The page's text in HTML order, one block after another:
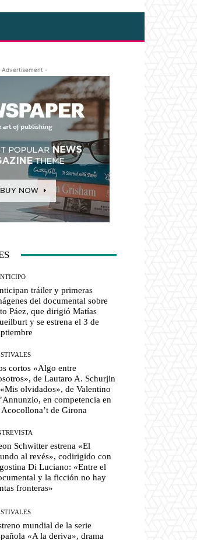
Advertisement -
tráiler y primeras
del documental sobre
Páez, que dirigió Matías
y se estrena el 3 de
cortos «Algo entre
de Lautaro A. Schurjin
olvidados», de Valentino
en competencia en
Acocollona’t de Girona
Schwitter estrena «El
al revés», codirigido con
Di Luciano: «Entre el
y la ficción no hay
fronteras»
mundial de la serie
«A la deriva», drama